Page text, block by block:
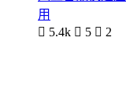
用
 5.4k  5  2